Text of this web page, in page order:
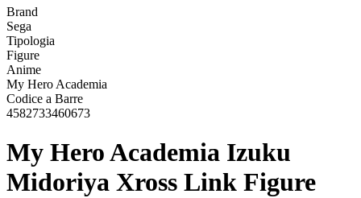
Brand
Sega
Tipologia
Figure
Anime
My Hero Academia
Codice a Barre
4582733460673
My Hero Academia Izuku
Midoriya Xross Link Figure